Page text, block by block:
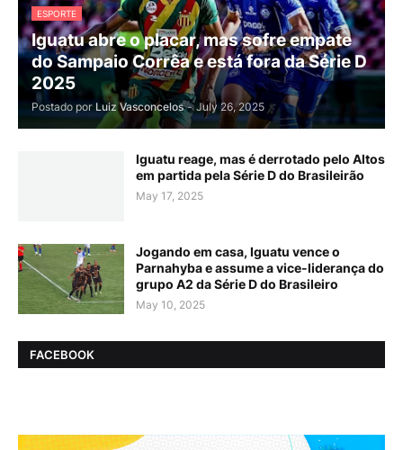
ESPORTE
Iguatu abre o placar, mas sofre empate
do Sampaio Corrêa e está fora da Série D
2025
Postado por Luiz Vasconcelos - July 26, 2025
Iguatu reage, mas é derrotado pelo Altos
em partida pela Série D do Brasileirão
May 17, 2025
Jogando em casa, Iguatu vence o
Parnahyba e assume a vice-liderança do
grupo A2 da Série D do Brasileiro
May 10, 2025
FACEBOOK